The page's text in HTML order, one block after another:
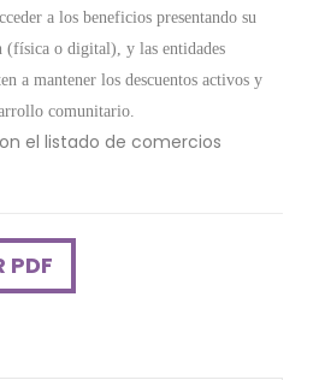
a los beneficios presentando su
(física o digital), y las entidades
a mantener los descuentos activos y
comunitario.
el listado de comercios
PDF